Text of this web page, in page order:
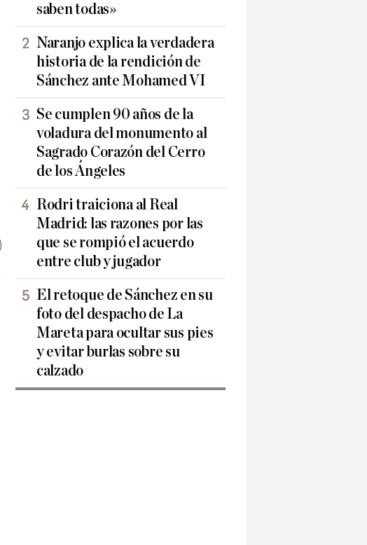
saben todas»
Naranjo explica la verdadera
historia de la rendición de
Sánchez ante Mohamed VI
Se cumplen 90 años de la
voladura del monumento al
Sagrado Corazón del Cerro
de los Ángeles
Rodri traiciona al Real
Madrid: las razones por las
que se rompió el acuerdo
entre club y jugador
El retoque de Sánchez en su
foto del despacho de La
Mareta para ocultar sus pies
y evitar burlas sobre su
calzado